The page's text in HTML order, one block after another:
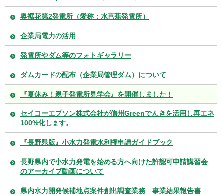
奥裾花第2発電所（愛称：水芭蕉発電所）
企業局電力の活用
発電所やダム等のフォトギャラリー
ダムカードの配布（企業局管理ダム）について
『夏休み！親子発電所見学会』を開催しました！
セイコーエプソン株式会社が信州Greenでんきを活用し再エネ
100%化します。
『長野県版』小水力発電水利権申請ガイドブック
長野県内で小水力発電を始める方へ向けた許認可申請講習会
のアーカイブ動画について
県内水力開発候補地点案件創出調査業務 事業結果報告書